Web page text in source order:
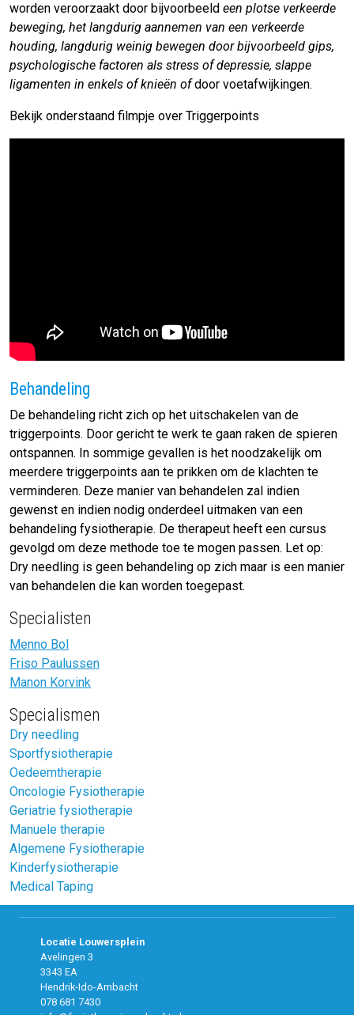
worden veroorzaakt door bijvoorbeeld een plotse verkeerde
beweging, het langdurig aannemen van een verkeerde
houding, langdurig weinig bewegen door bijvoorbeeld gips,
psychologische factoren als stress of depressie, slappe
ligamenten in enkels of knieën ofdoor voetafwijkingen.
Bekijk onderstaand filmpje over Triggerpoints
Behandeling
De behandeling richt zich op het uitschakelen van de
triggerpoints. Door gericht te werk te gaan raken de spieren
ontspannen. In sommige gevallen is het noodzakelijk om
meerdere triggerpoints aan te prikken om de klachten te
verminderen. Deze manier van behandelen zal indien
gewenst en indien nodig onderdeel uitmaken van een
behandeling fysiotherapie. De therapeut heeft een cursus
gevolgd om deze methode toe te mogen passen. Let op:
Dry needling is geen behandeling op zich maar is een manier
van behandelen die kan worden toegepast.
Specialisten
Menno Bol
Friso Paulussen
Manon Korvink
Specialismen
Dry needling
Sportfysiotherapie
Oedeemtherapie
Oncologie Fysiotherapie
Geriatrie fysiotherapie
Manuele therapie
Algemene Fysiotherapie
Kinderfysiotherapie
Medical Taping
Locatie Louwersplein
Avelingen 3
3343 EA
Hendrik-Ido-Ambacht
078 681 7430